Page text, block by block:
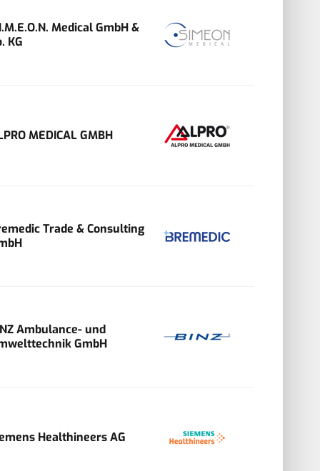
Medical GmbH &
KG
MEDICAL GMBH
Trade & Consulting
Ambulance- und
GmbH
Healthineers AG